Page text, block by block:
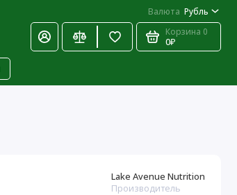
Валюта Рубль
Корзина 0
0₽
Lake Avenue Nutrition
Производитель